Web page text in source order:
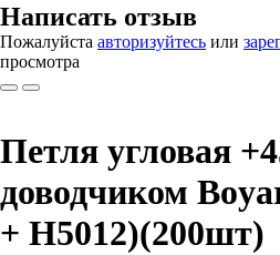
Написать отзыв
Пожалуйста авторизуйтесь или
просмотра
Петля угловая
доводчиком
+ H5012)(200шт)